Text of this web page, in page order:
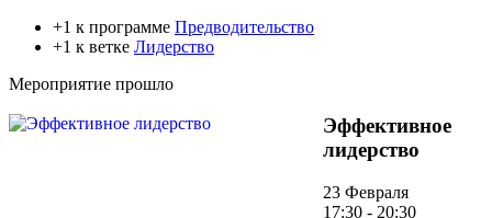
+1 к программе Предводительство
+1 к ветке Лидерство
Мероприятие прошло
Эффективное
лидерство
23 Февраля
17:30 - 20:30